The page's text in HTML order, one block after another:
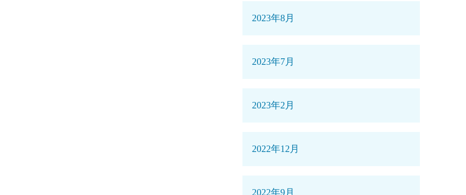
2023年8月
2023年7月
2023年2月
2022年12月
2022年9月